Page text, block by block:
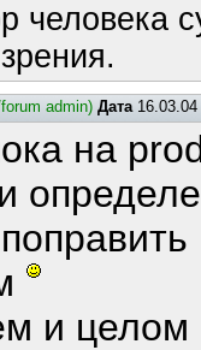
человека
admin) Дата16.03.04
на
и